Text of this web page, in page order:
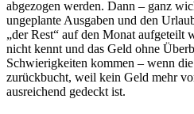
abgezogen werden. Dann – ganz
ungeplante Ausgaben und den
„der Rest“ auf den Monat aufgeteilt
nicht kennt und das Geld ohne
Schwierigkeiten kommen – wenn
zurückbucht, weil kein Geld mehr
ausreichend gedeckt ist.